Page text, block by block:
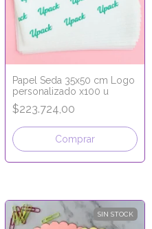
Papel Seda 35x50 cm Logo
personalizado x100 u
$223.724,00
SIN STOCK